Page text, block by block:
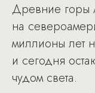
Древние горы
на
миллионы лет
и сегодня
чудом света.